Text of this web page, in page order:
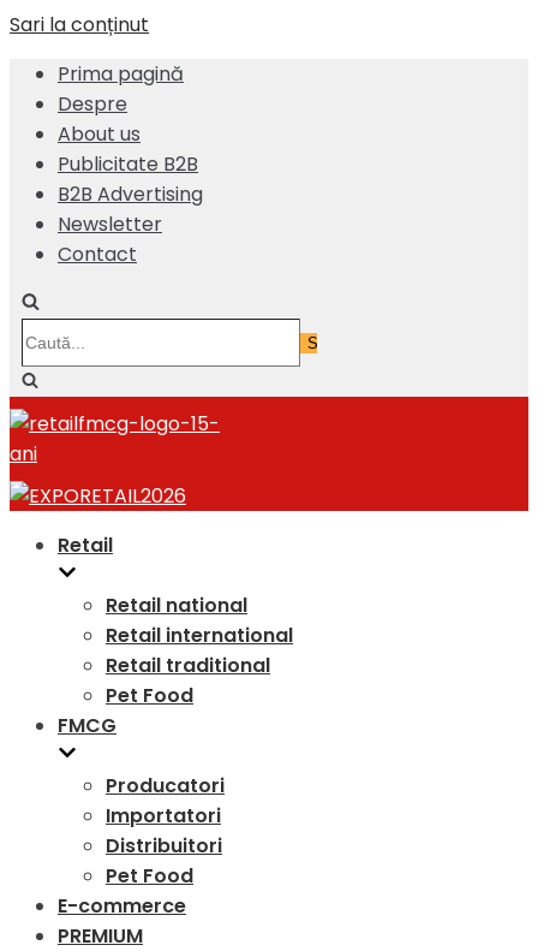
Sari la conținut
Prima pagină
Despre
About us
Publicitate B2B
B2B Advertising
Newsletter
Contact
Caută...
Retail
Retail national
Retail international
Retail traditional
Pet Food
FMCG
Producatori
Importatori
Distribuitori
Pet Food
E-commerce
PREMIUM